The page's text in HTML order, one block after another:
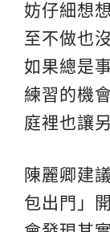
妨仔細想
至不做也
如果總是
練習的機
庭裡也讓
陳麗卿建
包出門」